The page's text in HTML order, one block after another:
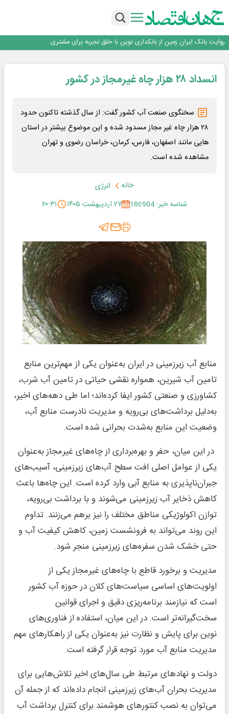
اجرای برنامه تحول بانک با تمرکز بر منابع پایدار، درآمدهای کارمزدی و بازسازی اعتماد
داد
روایت بانک ایران زمین از بانکداری نوین با خلق تجربه برای مشتری
سرپرست اداره کل روابط عمومی بیمه مرکزی منصوب شد
اجرای برنامه تحول بانک با تمرکز بر منابع پایدار، درآمدهای کارمزدی و بازسازی اعتماد
بانک مهر ایران بیش از ۷۰ میلیارد تومان به برنامه‌های مسئولیت اجتماعی اختصاص
انسداد ۲۸ هزار چاه غیرمجاز در کشور
سخنگوی صنعت آب کشور گفت: از سال گذشته تاکنون حدود
۲۸ هزار چاه غیر مجاز مسدود شده و این موضوع بیشتر در استان
هایی مانند اصفهان، فارس، کرمان، خراسان رضوی و تهران
مشاهده شده است.
خانه
انرژی
شناسه خبر: 186904
۲۷ اردیبهشت ۱۴۰۵ ۲۰:۳۱
منابع آب زیرزمینی در ایران به‌عنوان یکی از مهم‌ترین منابع
تامین آب شیرین، همواره نقشی حیاتی در تامین آب شرب،
کشاورزی و صنعتی کشور ایفا کرده‌اند؛ اما طی دهه‌های اخیر،
به‌دلیل برداشت‌های بی‌رویه و مدیریت نادرست منابع آب،
وضعیت این منابع به‌شدت بحرانی شده است.
در این میان، حفر و بهره‌برداری از چاه‌های غیرمجاز به‌عنوان
یکی از عوامل اصلی افت سطح آب‌های زیرزمینی، آسیب‌های
جبران‌ناپذیری به منابع آبی وارد کرده است. این چاه‌ها باعث
کاهش ذخایر آب زیرزمینی می‌شوند و با برداشت بی‌رویه،
توازن اکولوژیکی مناطق مختلف را نیز برهم می‌زنند. تداوم
این روند می‌تواند به فرونشست زمین، کاهش کیفیت آب و
حتی خشک شدن سفره‌های زیرزمینی منجر شود.
مدیریت و برخورد قاطع با چاه‌های غیرمجاز یکی از
اولویت‌های اساسی سیاست‌های کلان در حوزه آب کشور
است که نیازمند برنامه‌ریزی دقیق و اجرای قوانین
سخت‌گیرانه‌تر است. در این میان، استفاده از فناوری‌های
نوین برای پایش و نظارت نیز به‌عنوان یکی از راهکارهای مهم
مدیریت منابع آب مورد توجه قرار گرفته است.
دولت و نهادهای مرتبط طی سال‌های اخیر تلاش‌هایی برای
مدیریت بحران آب‌های زیرزمینی انجام داده‌اند که از جمله آن
می‌توان به نصب کنتورهای هوشمند برای کنترل برداشت آب